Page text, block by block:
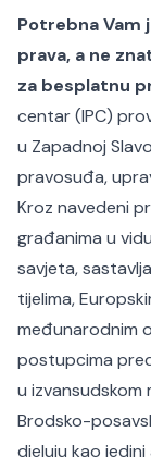
Potrebna Vam
prava, a ne
za besplatnu
centar (IPC)
u Zapadnoj
pravosuđa,
Kroz navedeni
građanima u
savjeta,
tijelima,
međunarodnim
postupcima
u izvansudskom
Brodsko-
djeluju kao